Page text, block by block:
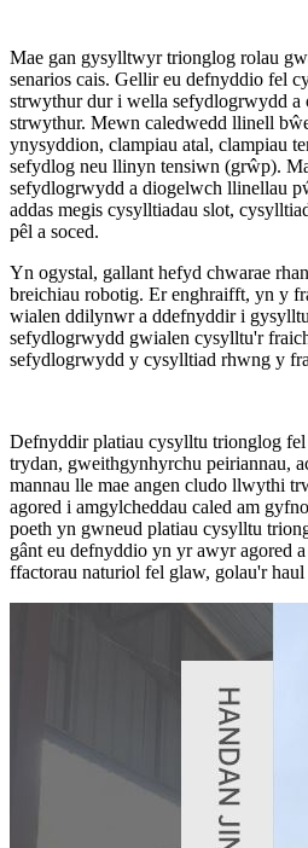
Mae gan gysylltwyr trionglog rolau
senarios cais. Gellir eu defnyddio fel
strwythur dur i wella sefydlogrwydd
strwythur. Mewn caledwedd llinell
ynysyddion, clampiau atal, clampiau
sefydlog neu llinyn tensiwn (grŵp).
sefydlogrwydd a diogelwch llinellau
addas megis cysylltiadau slot,
pêl a soced.
Yn ogystal, gallant hefyd chwarae
breichiau robotig. Er enghraifft, yn y
wialen ddilynwr a ddefnyddir i
sefydlogrwydd gwialen cysylltu'r
sefydlogrwydd y cysylltiad rhwng y
Defnyddir platiau cysylltu trionglog
trydan, gweithgynhyrchu peiriannau,
mannau lle mae angen cludo llwythi
agored i amgylcheddau caled am
poeth yn gwneud platiau cysylltu
gânt eu defnyddio yn yr awyr agored
ffactorau naturiol fel glaw, golau'r